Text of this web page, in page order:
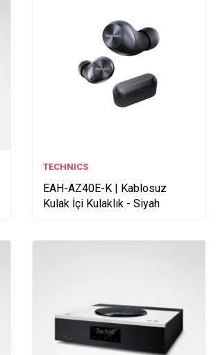
TECHNICS
EAH-AZ40E-K | Kablosuz
Kulak İçi Kulaklık - Siyah